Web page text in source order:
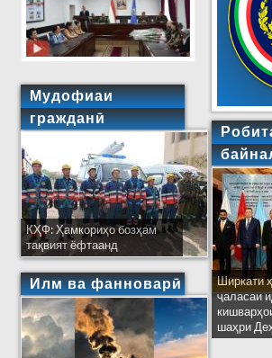
Мудофиаи
гражданӣ
КҲФ: Ҳамкориҳо бозҳам
тақвият ёфтаанд
Илм ва фанноварӣ
Ширкати
ҷаласаи
шаҳри